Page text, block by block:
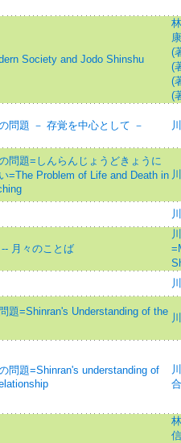
Society and Jodo Shinshu
(
(
(
(
問題 － 存覚を中心として －
問題=しんらんじょうどきょうに
=The Problem of Life and Death in
月々のことば
題=Shinran's Understanding of the
問題=Shinran's understanding of